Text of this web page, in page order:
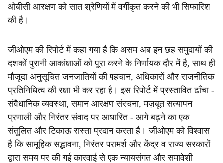
ओबीसी आरक्षण को सात श्रेणियों में वर्गीकृत करने की भी सिफारिश
की है।
जीओएम की रिपोर्ट में कहा गया है कि असम अब इन छह समुदायों की
दशकों पुरानी आकांक्षाओं को पूरा करने के निर्णायक दौर में है, साथ ही
मौजूदा अनुसूचित जनजातियों की पहचान, अधिकारों और राजनीतिक
प्रतिनिधित्व की रक्षा भी कर रहा है। इस रिपोर्ट में प्रस्तावित ढाँचा -
संवैधानिक व्यवस्था, समान आरक्षण संरचना, मज़बूत सत्यापन
प्रणाली और निरंतर संवाद पर आधारित - आगे बढ़ने का एक
संतुलित और टिकाऊ रास्ता प्रदान करता है। जीओएम को विश्वास
है कि सामूहिक सद्भावना, निरंतर परामर्श और केंद्र व राज्य सरकारों
द्वारा समय पर की गई कारवाई से एक न्यायसंगत और समावेशी